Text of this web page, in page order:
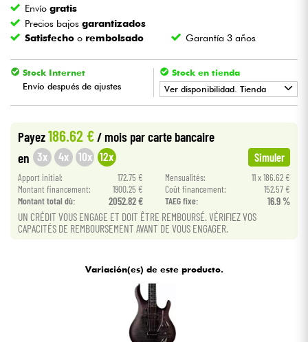
Vientos
Violines y cuarteto
Niños
Cables & Acces.
HiFi
Bundle
Envíogratis
Precios bajosgarantizados
Satisfecho o rembolsado Garantía 3 años
Stock Internet
Envío después de ajustes
Stock en tienda
Ver disponibilidad. Tienda
Payez186.62 € / mois par carte bancaire
en 3x 4x 10x 12x Simuler
Apport initial: 172.75 € Mensualités:
11 x 186.62 €
Montant financement:
1900.25 € Coût financement:
152.57 €
Montant total dù:
2052.82 € TAEG fixe: 16.9 %
UN CRÉDIT VOUS ENGAGE ET DOIT ÊTRE REMBOURSÉ. VÉRIFIEZ VOS
CAPACITÉS DE REMBOURSEMENT AVANT DE VOUS ENGAGER.
Variación(es) de este producto.